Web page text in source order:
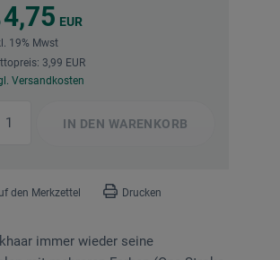
4,75 EUR
19% Mwst
3,99 EUR
Versandkosten
IN DEN WARENKORB
den Merkzettel Drucken
immer wieder seine